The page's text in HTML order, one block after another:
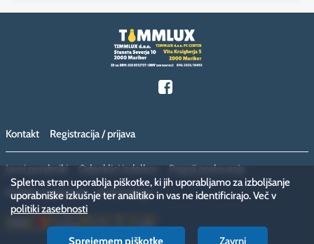
Spletna stran uporablja piškotke, ki jih uporabljamo za izboljšanje
uporabniške izkušnje ter analitiko in vas ne identificirajo. Več v
politiki zasebnosti
Sprejemem piškotke Zavrni
Kontakt Registracija / prijava
Javni porabniki Odpoklici izdelkov
Pogoji poslovanja
Politika zasebnosti
Vračilo blaga